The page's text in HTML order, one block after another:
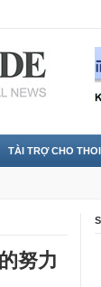
TÀI TRỢ CHO
努力